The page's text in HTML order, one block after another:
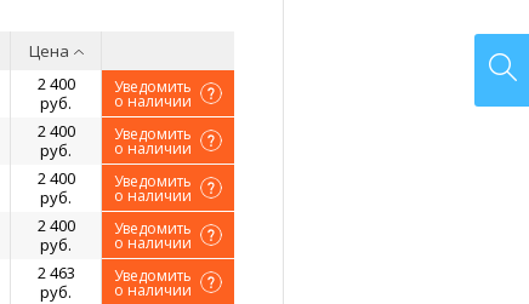
Цена
2 400
руб.
Уведомить
о наличии
2 400
руб.
Уведомить
о наличии
2 400
руб.
Уведомить
о наличии
2 400
руб.
Уведомить
о наличии
2 463
руб.
Уведомить
о наличии